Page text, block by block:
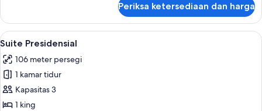
Suite
Periksa ketersediaan dan harga
Lihat
semua
foto
untuk
Suite
Presidensial
Suite Presidensial | Minibar,
7
Suite Presidensial
106 meter persegi
1 kamar tidur
Kapasitas 3
1 king